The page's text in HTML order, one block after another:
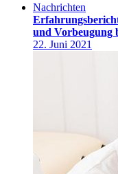
Nachrichten
und Vorbeugung
22. Juni 2021